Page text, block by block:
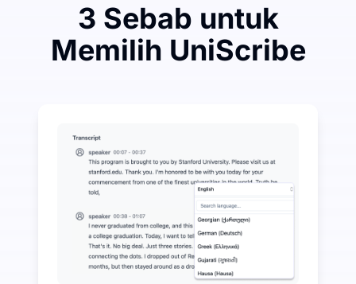
3 Sebab untuk
Memilih UniScribe
UniScribe menawarkan 120 minit transkripsi
Lebih Banyak Ciri AI Tersedia Selain Audio-ke-Teks
Secara automatik menjana ringkasan, peta